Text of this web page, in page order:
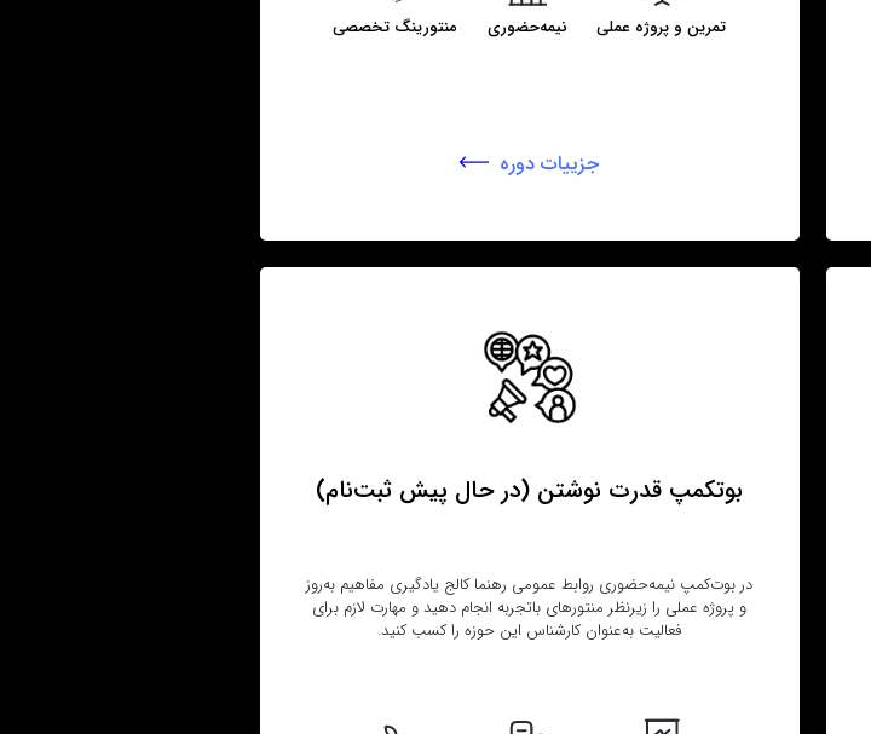
تمرین و پروژه عملی نیمه‌حضوری منتورینگ تخصصی
جزییات دوره
بوتکمپ قدرت نوشتن (در حال پیش‌ ثبت‌نام)
در بوت‌کمپ نیمه‌حضوری روابط عمومی رهنما کالج یادگیری مفاهیم به‌روز
و پروژه عملی را زیرنظر منتورهای باتجربه انجام دهید و مهارت لازم برای
فعالیت به‌عنوان کارشناس این حوزه را کسب کنید.